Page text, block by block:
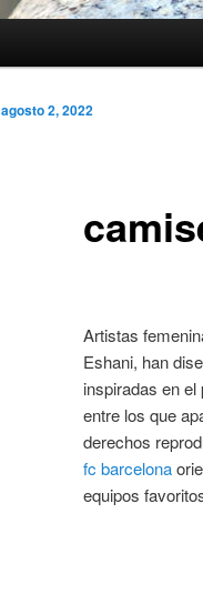
agosto 2, 2022
Artistas
Eshani, han
inspiradas en
entre los que
derechos
fc barcelona
equipos